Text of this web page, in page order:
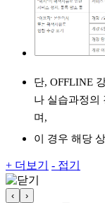
단, OFFLINE
나 실습과정의
며,
이 경우 해당
+ 더보기 - 접기
‹ ›